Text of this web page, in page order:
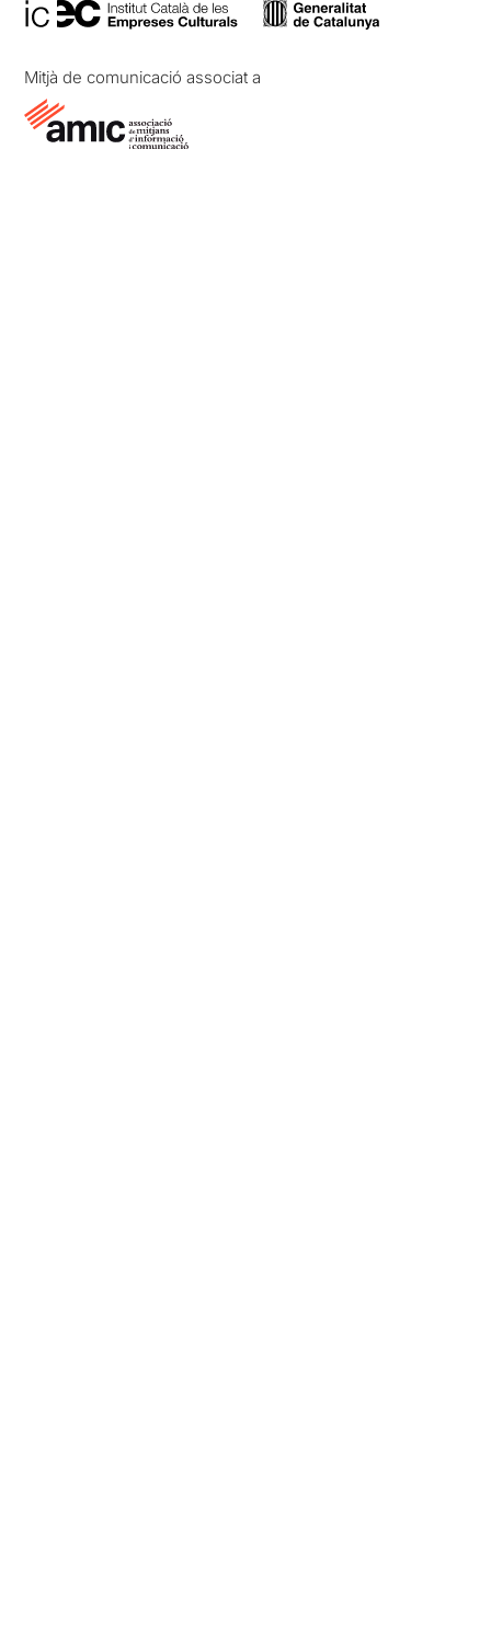
Mitjà de comunicació associat a